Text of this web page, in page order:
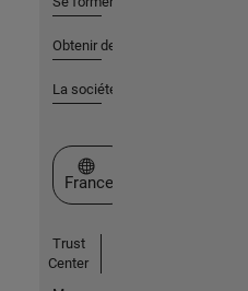
Obtenir de l'aide
La société
Sélectionner un site web
France
Trust
Center